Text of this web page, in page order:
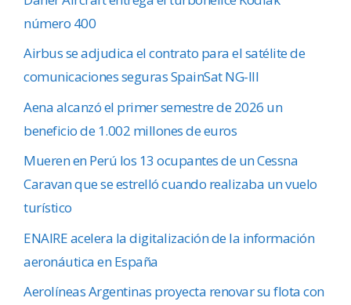
número 400
Airbus se adjudica el contrato para el satélite de
comunicaciones seguras SpainSat NG-III
Aena alcanzó el primer semestre de 2026 un
beneficio de 1.002 millones de euros
Mueren en Perú los 13 ocupantes de un Cessna
Caravan que se estrelló cuando realizaba un vuelo
turístico
ENAIRE acelera la digitalización de la información
aeronáutica en España
Aerolíneas Argentinas proyecta renovar su flota con